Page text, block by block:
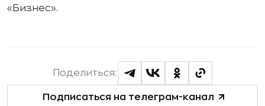
«Бизнес».
Подписаться на телеграм-канал
Поделиться: